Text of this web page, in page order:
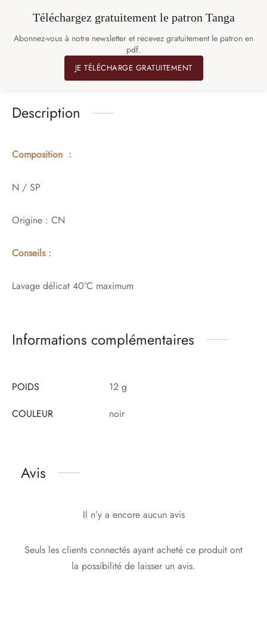
Téléchargez gratuitement le patron Tanga
Abonnez-vous à notre newsletter et recevez gratuitement le patron en
pdf.
JE TÉLÉCHARGE GRATUITEMENT
Description
Composition :
N / SP
Origine : CN
Conseils :
Lavage délicat 40°C maximum
Informations complémentaires
POIDS
12 g
COULEUR
noir
Avis
Il n’y a encore aucun avis
Seuls les clients connectés ayant acheté ce produit ont
la possibilité de laisser un avis.